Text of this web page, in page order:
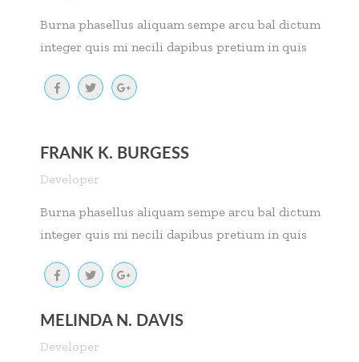
Burna phasellus aliquam sempe arcu bal dictum
integer quis mi necili dapibus pretium in quis
FRANK K. BURGESS
Developer
Burna phasellus aliquam sempe arcu bal dictum
integer quis mi necili dapibus pretium in quis
MELINDA N. DAVIS
Developer